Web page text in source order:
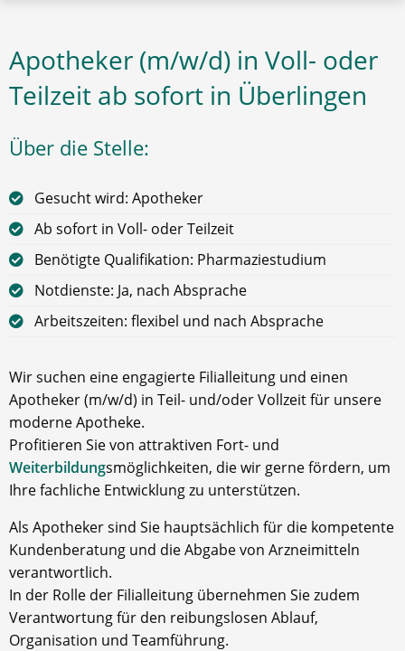
Apotheker (m/w/d) in Voll- oder
Teilzeit ab sofort in Überlingen
Über die Stelle:
Gesucht wird: Apotheker
Ab sofort in Voll- oder Teilzeit
Benötigte Qualifikation: Pharmaziestudium
Notdienste: Ja, nach Absprache
Arbeitszeiten: flexibel und nach Absprache
Wir suchen eine engagierte Filialleitung und einen
Apotheker (m/w/d) in Teil- und/oder Vollzeit für unsere
moderne Apotheke.
Profitieren Sie von attraktiven Fort- und
Weiterbildungsmöglichkeiten, die wir gerne fördern, um
Ihre fachliche Entwicklung zu unterstützen.
Als Apotheker sind Sie hauptsächlich für die kompetente
Kundenberatung und die Abgabe von Arzneimitteln
verantwortlich.
In der Rolle der Filialleitung übernehmen Sie zudem
Verantwortung für den reibungslosen Ablauf,
Organisation und Teamführung.